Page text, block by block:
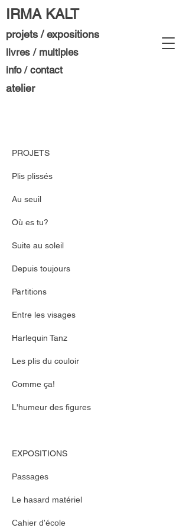
IRMA KALT
projets / expositions
atelier
livres / multiples
info / contact
PROJETS
Plis plissés
Au seuil
Où es tu?
Suite au soleil
Depuis toujours
Partitions
Entre les visages
Harlequin Tanz
Les plis du couloir
Comme ça!
L'humeur des figures
EXPOSITIONS
Passages
Le hasard matériel
Cahier d'école